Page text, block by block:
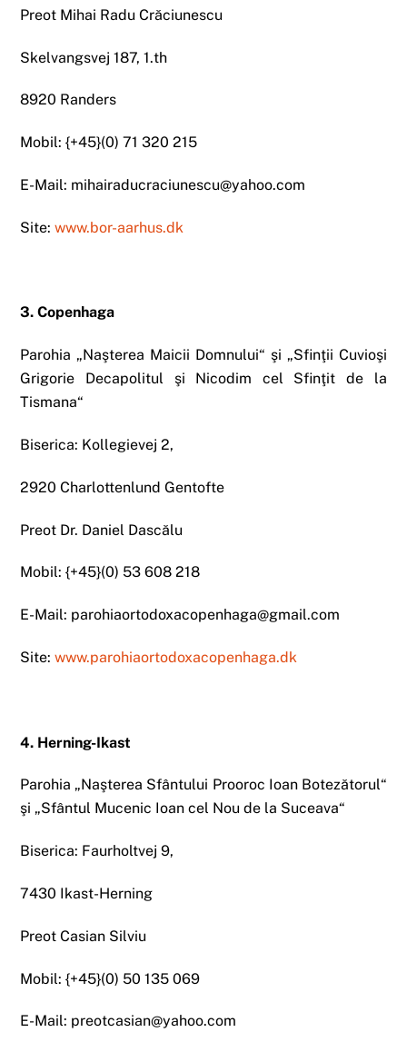
Preot Mihai Radu Crăciunescu
Skelvangsvej 187, 1.th
8920 Randers
Mobil: {+45}(0) 71 320 215
E-Mail: mihairaducraciunescu@yahoo.com
Site:www.bor-aarhus.dk
3. Copenhaga
Parohia „Naşterea Maicii Domnului“ şi „Sfinţii Cuvioşi
Grigorie Decapolitul şi Nicodim cel Sfinţit de la
Tismana“
Biserica: Kollegievej 2,
2920 Charlottenlund Gentofte
Preot Dr. Daniel Dascălu
Mobil: {+45}(0) 53 608 218
E-Mail: parohiaortodoxacopenhaga@gmail.com
Site:www.parohiaortodoxacopenhaga.dk
4. Herning-Ikast
Parohia „Naşterea Sfântului Prooroc Ioan Botezătorul“
şi „Sfântul Mucenic Ioan cel Nou de la Suceava“
Biserica: Faurholtvej 9,
7430 Ikast-Herning
Preot Casian Silviu
Mobil: {+45}(0) 50 135 069
E-Mail: preotcasian@yahoo.com